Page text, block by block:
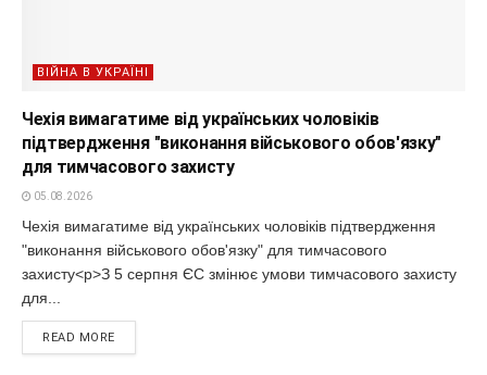
ВІЙНА В УКРАЇНІ
Чехія вимагатиме від українських чоловіків
підтвердження "виконання військового обов'язку"
для тимчасового захисту
05.08.2026
Чехія вимагатиме від українських чоловіків підтвердження
"виконання військового обов'язку" для тимчасового
захисту<p>З 5 серпня ЄС змінює умови тимчасового захисту
для...
READ MORE